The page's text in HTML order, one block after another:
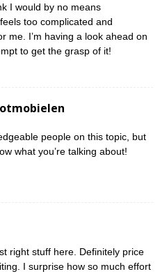
I would by no means
too complicated and
me. I’m having a look ahead on
to get the grasp of it!
people on this topic, but
what you’re talking about!
right stuff here. Definitely price
I surprise how so much effort